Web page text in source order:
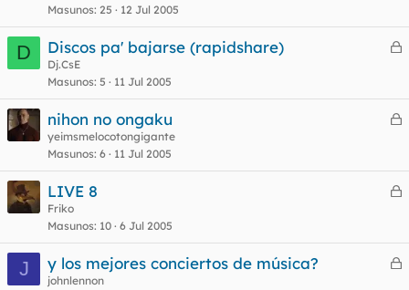
r
a
Masunos 25 12 Jul 2005
D
C
r
a
Discos pa' bajarse (rapidshare)
Dj.CsE
Masunos 5 11 Jul 2005
C
r
a
nihon no ongaku
yeimsmelocotongigante
Masunos 6 11 Jul 2005
C
r
a
LIVE 8
Friko
Masunos 10 6 Jul 2005
J
C
y los mejores conciertos de música?
johnlennon